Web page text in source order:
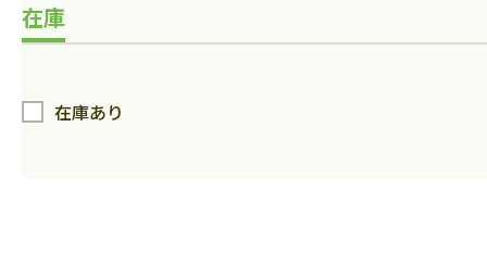
在庫
在庫あり